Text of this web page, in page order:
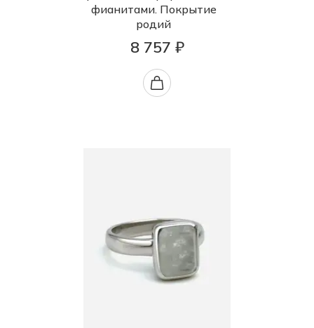
фианитами. Покрытие
родий
8 757 ₽